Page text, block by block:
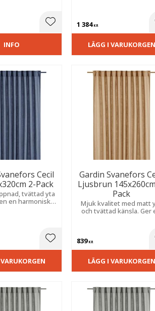
Lägg till i favoriter
INFO
1 384KR
LÄGG I VARUKORGEN
Cecil
2-Pack
tvättad yta
en harmonisk
Lägg till i favoriter
Gardin Svanefors
Ljusbrun
Pack
Mjuk kvalitet med matt
och tvättad känsla. Ger
839KR
LÄGG I VARUKORGEN